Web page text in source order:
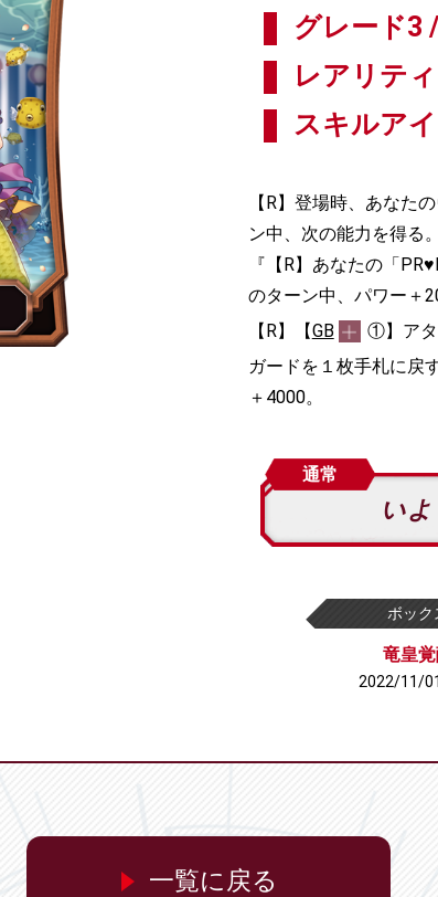
グレード3
レアリテ
スキルア
【R】登場時、あなた
ン中、次の能力を得る。
『【R】あなたの「
のターン中、パワー＋
【R】【GB ①】アタ
ガードを１枚手札に戻
＋4000。
通常
い
ボック
竜皇
2022/11/
一覧に戻る